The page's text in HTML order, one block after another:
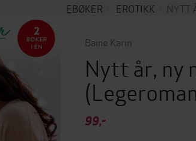
EBØKER EROTIKK NYTT
Baine Karin
Nytt år, ny
99,-